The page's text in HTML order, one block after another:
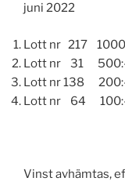
juni 2022
Lott nr 217
Lott nr 31
Lott nr 138
Lott nr 64
Vinst avhämtas,